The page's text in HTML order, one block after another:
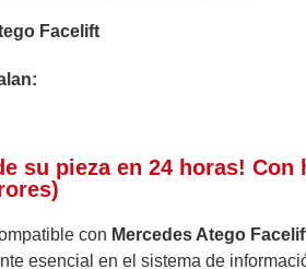
Facelift
su pieza en 24 horas! Con
con Mercedes Atego
esencial en el sistema de